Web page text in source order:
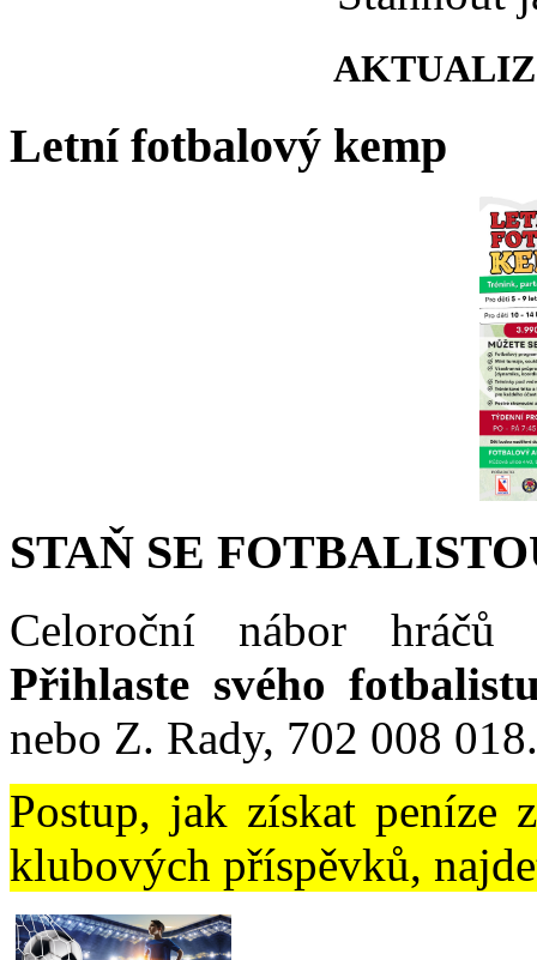
Letní fotbalový kemp
STAŇ SE
Celoroční nábor hráčů
Přihlaste svého
nebo Z. Rady, 702 008 018.
Postup, jak získat peníze
klubových příspěvků,